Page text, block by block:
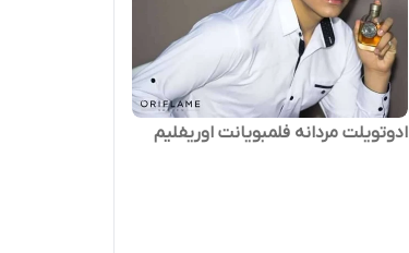
ادوتویلت مردانه فلمبویانت اوریفلیم